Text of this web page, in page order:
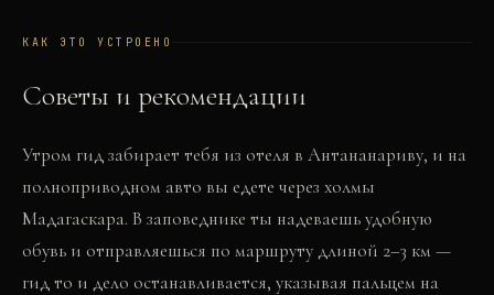
КАК ЭТО УСТРОЕНО
Советы и рекомендации
Утром гид забирает тебя из отеля в Антананариву, и на
полноприводном авто вы едете через холмы
Мадагаскара. В заповеднике ты надеваешь удобную
обувь и отправляешься по маршруту длиной 2–3 км —
гид то и дело останавливается, указывая пальцем на